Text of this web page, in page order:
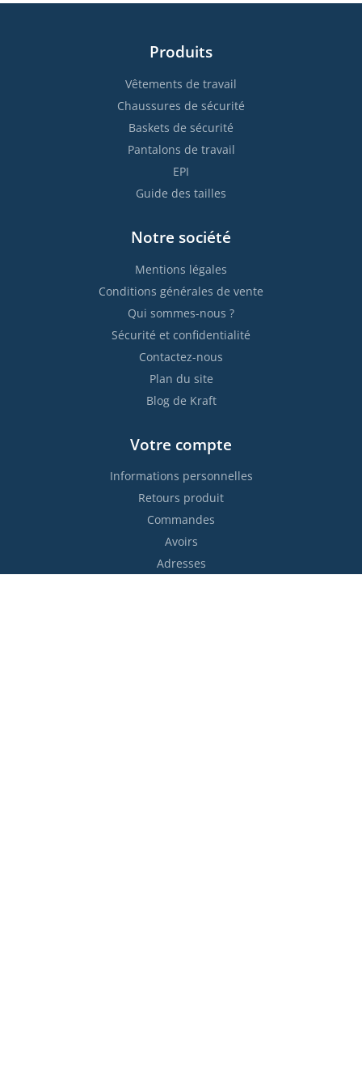
Produits
Vêtements de travail
Chaussures de sécurité
Baskets de sécurité
Pantalons de travail
EPI
Guide des tailles
Notre société
Mentions légales
Conditions générales de vente
Qui sommes-nous ?
Sécurité et confidentialité
Contactez-nous
Plan du site
Blog de Kraft
Votre compte
Informations personnelles
Retours produit
Commandes
Avoirs
Adresses